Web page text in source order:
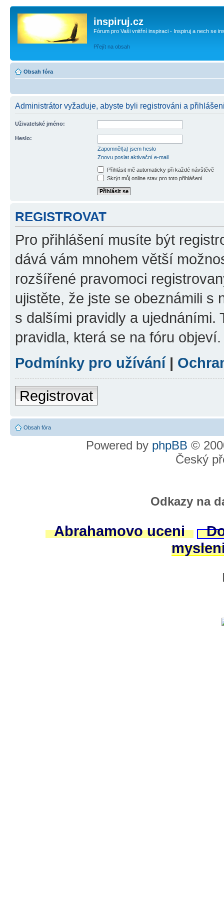
inspiruj.cz
Fórum pro Vaši vnitřní inspiraci - Inspiruj a nech se
Přejít na obsah
Obsah fóra
Administrátor vyžaduje, abyste byli registrováni a
Uživatelské jméno:
Heslo:
Zapomněl(a) jsem heslo
Znovu poslat aktivační e-mail
Přihlásit mě automaticky při každé návštěvě
Skrýt můj online stav pro toto přihlášení
REGISTROVAT
Pro přihlášení musíte být
dává vám mnohem větší
rozšířené pravomoci
ujistěte, že jste se obeznámili s
s dalšími pravidly a ujednáními.
pravidla, která se na fóru objeví.
Podmínky pro užívání|
Registrovat
Obsah fóra
Powered by phpBB ©
Český
Odkazy na
Abrahamovo uceni